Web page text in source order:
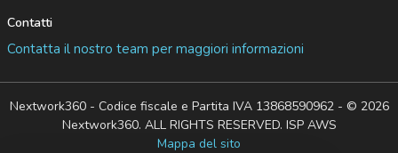
Contatti
Contatta il nostro team per maggiori informazioni
Nextwork360 - Codice fiscale e Partita IVA 13868590962 - © 2026
Nextwork360. ALL RIGHTS RESERVED. ISP AWS
Mappa del sito